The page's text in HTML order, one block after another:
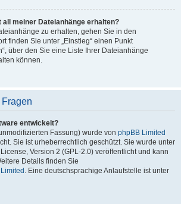
all meiner Dateianhänge erhalten?
zu erhalten, gehen Sie in den
finden Sie unter „Einstieg“ einen Punkt
über den Sie eine Liste Ihrer Dateianhänge
können.
entwickelt?
Fassung) wurde von phpBB Limited
Sie ist urheberrechtlich geschützt. Sie wurde unter
Version 2 (GPL-2.0) veröffentlicht und kann
Details finden Sie
. Eine deutschsprachige Anlaufstelle ist unter